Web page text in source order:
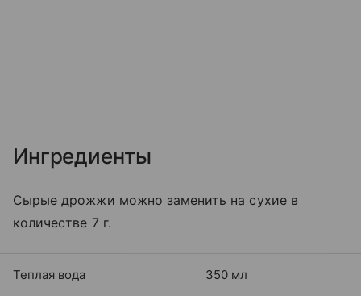
Ингредиенты
Сырые дрожжи можно заменить на сухие в
количестве 7 г.
Теплая вода 350 мл